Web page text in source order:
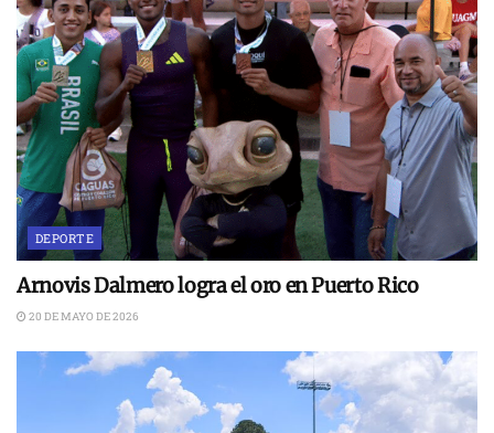
DEPORTE
Arnovis Dalmero logra el oro en Puerto Rico
20 DE MAYO DE 2026